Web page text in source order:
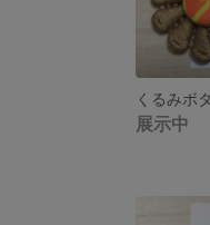
展示中